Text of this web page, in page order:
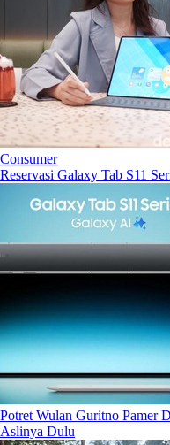
Consumer
Reservasi Galaxy Tab S11
Potret Wulan Guritno Pamer
Aslinya Dulu